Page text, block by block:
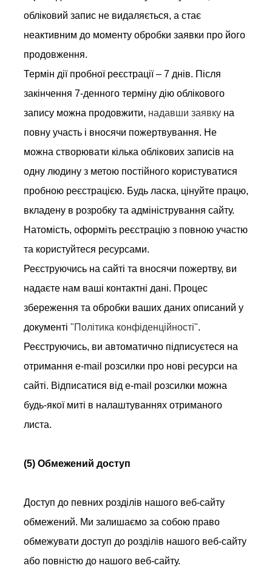
обліковий запис не видаляється, а стає
неактивним до моменту обробки заявки про його
продовження.
Термін дії пробної реєстрації – 7 днів. Після
закінчення 7-денного терміну дію облікового
запису можна продовжити, надавши заявкуна
повну участь і вносячи пожертвування. Не
можна створювати кілька облікових записів на
одну людину з метою постійного користуватися
пробною реєстрацією. Будь ласка, цінуйте працю,
вкладену в розробку та адміністрування сайту.
Натомість, оформіть реєстрацію з повною участю
та користуйтеся ресурсами.
Реєструючись на сайті та вносячи пожертву, ви
надаєте нам ваші контактні дані. Процес
збереження та обробки ваших даних описаний у
документі "Політика конфіденційності".
Реєструючись, ви автоматично підписуєтеся на
отримання e-mail розсилки про нові ресурси на
сайті. Відписатися від e-mail розсилки можна
будь-якої миті в налаштуваннях отриманого
листа.
(5) Обмежений доступ
Доступ до певних розділів нашого веб-сайту
обмежений. Ми залишаємо за собою право
обмежувати доступ до розділів нашого веб-сайту
або повністю до нашого веб-сайту.